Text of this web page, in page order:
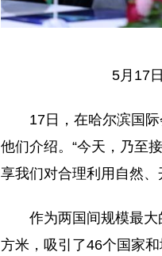
5月17
17日，在哈尔滨国
他们介绍。“今天，乃至
享我们对合理利用自然
作为两国间规模最
方米，吸引了46个国家